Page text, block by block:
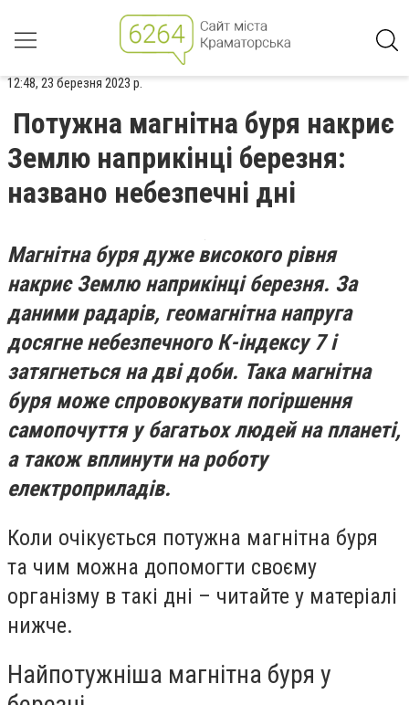
12:48, 23 березня 2023 р.
Потужна магнітна буря накриє
Землю наприкінці березня:
названо небезпечні дні
Магнітна буря дуже високого рівня
накриє Землю наприкінці березня. За
даними радарів, геомагнітна напруга
досягне небезпечного К-індексу 7 і
затягнеться на дві доби. Така магнітна
буря може спровокувати погіршення
самопочуття у багатьох людей на планеті,
а також вплинути на роботу
електроприладів.
Коли очікується потужна магнітна буря
та чим можна допомогти своєму
організму в такі дні – читайте у матеріалі
нижче.
Найпотужніша магнітна буря у